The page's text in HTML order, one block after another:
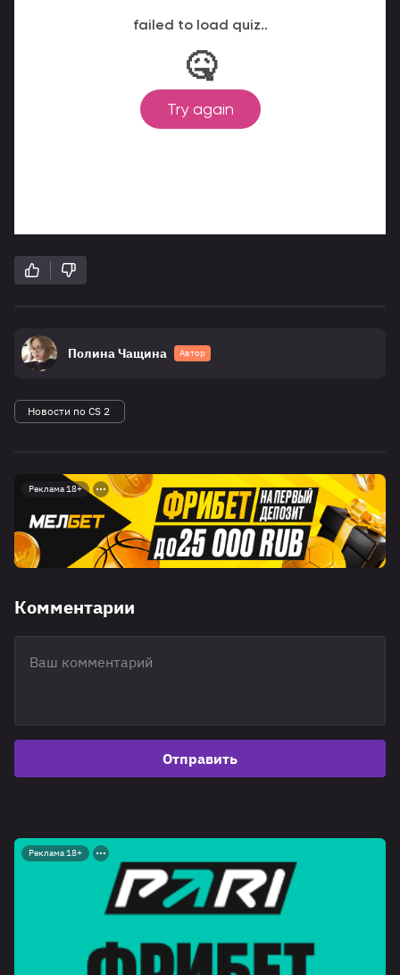
Полина Чащина Автор
Новости по CS 2
Реклама 18+
Комментарии
Отправить
Реклама 18+